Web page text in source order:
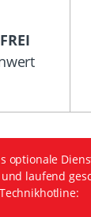
optionale
laufend